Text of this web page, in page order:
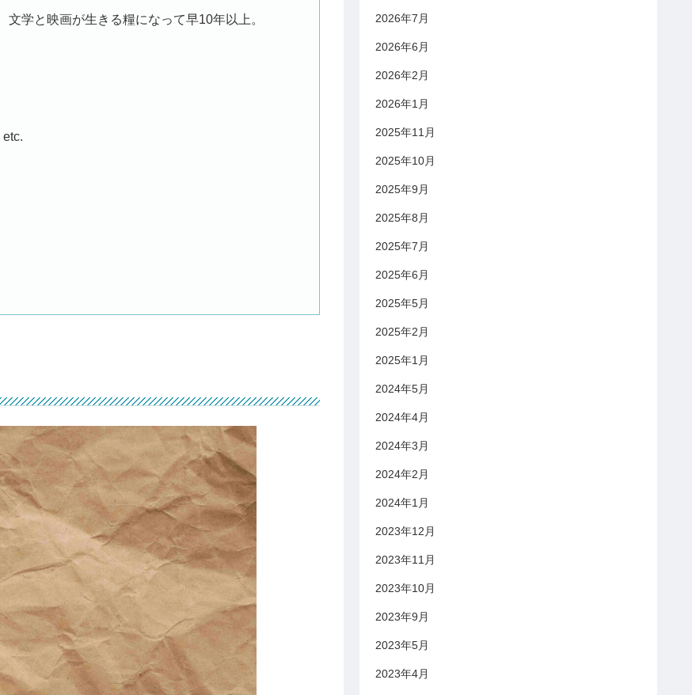
学と映画が生きる糧になって早10年以上。 2026年7月
2026年6月
2026年2月
2026年1月
2025年11月
2025年10月
2025年9月
2025年8月
2025年7月
2025年6月
2025年5月
2025年2月
2025年1月
2024年5月
2024年4月
2024年3月
2024年2月
2024年1月
2023年12月
2023年11月
2023年10月
2023年9月
2023年5月
2023年4月